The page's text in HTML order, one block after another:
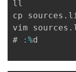
ll
cp sources .
vim sources .
#
: %d